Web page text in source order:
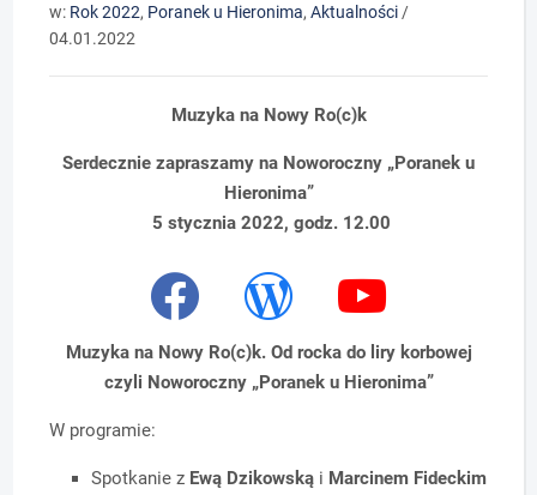
w: Rok 2022, Poranek u Hieronima,Aktualności /
04.01.2022
Muzyka na Nowy Ro(c)k
Serdecznie zapraszamy na Noworoczny „Poranek u
Hieronima”
5 stycznia 2022, godz. 12.00
Muzyka na Nowy Ro(c)k. Od rocka do liry korbowej
czyli Noworoczny „Poranek u Hieronima”
W programie:
Spotkanie z Ewą Dzikowską i Marcinem Fideckim